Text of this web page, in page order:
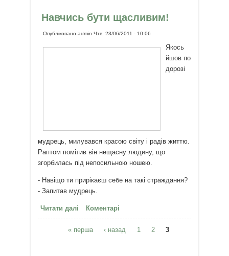
Навчись бути щасливим!
Опублікованоadmin Чтв, 23/06/2011 - 10:06
Якось
йшов по
дорозі
мудрець, милувався красою світу і радів життю.
Раптом помітив він нещасну людину, що
згорбилась під непосильною ношею.
- Навіщо ти прирікаєш себе на такі страждання?
- Запитав мудрець.
Читати далі про Навчись бути щасливим!
Коментарі
Сторінки
« перша ‹ назад 1 2 3